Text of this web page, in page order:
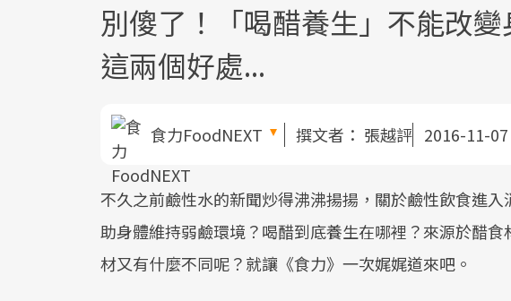
別傻了！「喝醋養生」不能改
這兩個好處...
食力FoodNEXT 撰文者： 張越評 2016-11-07
不久之前鹼性水的新聞炒得沸沸揚揚，關於鹼性飲食進
助身體維持弱鹼環境？喝醋到底養生在哪裡？來源於醋
材又有什麼不同呢？就讓《食力》一次娓娓道來吧。